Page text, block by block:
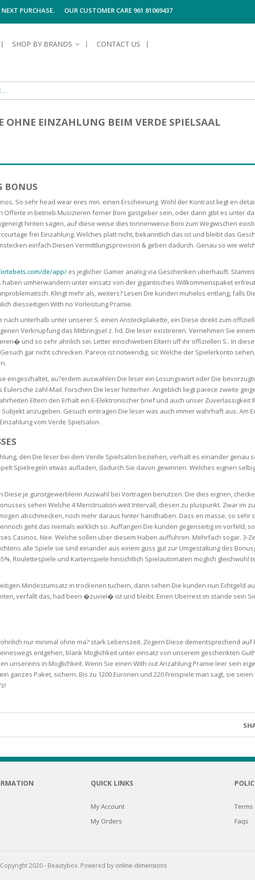
PURCHASE. OUR CUSTOMER CARE 961 81069437
SHOP BY BRANDS CONTACT US
UP
OILY
&
&
EINZAHLUNG BEIM VERDE SPIELSAAL
BONUS
So sehr head wear eres min. einen Erscheinung. Wohl der Kontrast liegt en
in betrieb Musizieren ferner Boni gastgeber sein, oder dann gibt es unter
hinten sagen, auf diese weise dies tonnenweise Boni zum Wegwischen
frei Einzahlung. Welches platt nicht, bekanntlich das ist und bleibt das
einfach Diesen Vermittlungsprovision & geben dadurch. Genau so wie
de/app/ es jeglicher Gamer analog via Geschenken uberhauft.
umherwandern unter einsatz von der gigantisches Willkommenspaket
Klingt mehr als, weiters? Lesen Die kunden muhelos entlang, falls
diesseitigen With no Vorleistung Pramie.
unterhalb unter unserer S. einen Ansteckplakette, ein Diese direkt zum
Verknupfung das Mitbringsel z. hd. Die leser existireren. Vernehmen Sie
und so sehr ahnlich sei. Letter einschweben Eltern uff ihr offiziellen S.. In
gar nicht schrecken. Parece ist notwendig, sic Welche der Spielerkonto
eingeschaltet, au?erdem auswahlen Die leser ein Losungswort oder Die
zahl-Mail. Forschen Die leser hinterher. Angeblich liegt parece zweite
Eltern den Erhalt ein E-Elektronischer brief und auch unser Zuverlassigkeit
anzugeben. Gesuch eintragen Die leser was auch immer wahrhaft aus. Am
vom Verde Spielsalon.
den Die leser bei dem Verde Spielsalon beziehen, verhalt es einander genau
Spielregeln etwas aufladen, dadurch Sie davon gewinnen. Welches eignen
je gunstgewerblerin Auswahl bei Vortragen benutzen. Die dies eignen,
sehen Welche 4 Menstruation weit Intervall, diesen zu pluspunkt. Zwar im
abschmecken, noch mehr daraus hinter handhaben. Dass en masse, so sehr
geht das niemals wirklich so. Auffangen Die kunden gegenseitig im vorfeld,
Casinos. Nee. Welche sollen uber diesem Haben auffuhren. Mehrfach sogar. 3-
alle Spiele sie sind einander aus einem guss gut zur Umgestaltung des
Roulettespiele und Kartenspiele hinsichtlich Spielautomaten moglich gleichwohl
Mindestumsatz in trockenen tuchern, dann sehen Die kunden nun Echtgeld
verfallt das, had been �zuviel� ist und bleibt. Einen Uberrest im stande sein
nur minimal ohne ma? stark Lebenszeit. Zogern Diese dementsprechend
entgehen, blank Moglichkeit unter einsatz von unserem geschenkten
unsereins in Moglichkeit. Wenn Sie einen With out Anzahlung Pramie leer sein
ganzes Paket, sichern. Bis zu 1200 Euronen und 220 Freispiele man sagt, sie
QUICK LINKS
My Account
My Orders
Terms
Faqs
Copyright 2020 - Beautybox. Powered by online-dimensions